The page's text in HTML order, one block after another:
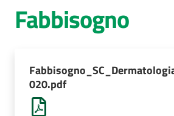
cura
Comunica
Fabbisogno
020.pdf